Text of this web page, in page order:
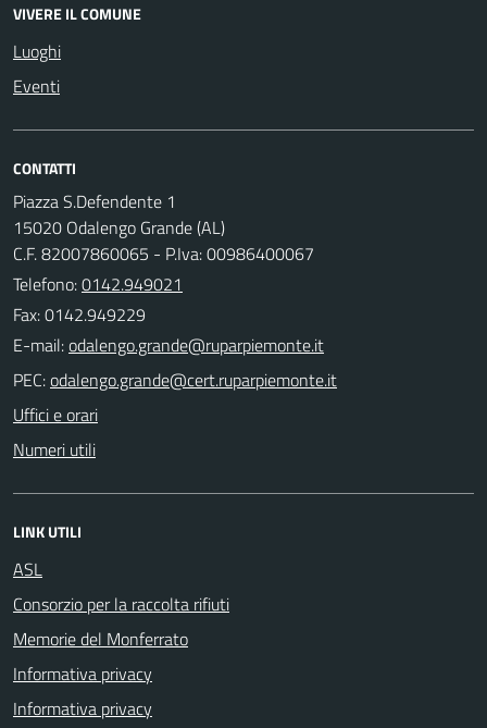
VIVERE IL COMUNE
Luoghi
Eventi
CONTATTI
Piazza S.Defendente 1
15020 Odalengo Grande (AL)
C.F. 82007860065 - P.Iva: 00986400067
Telefono:0142.949021
Fax: 0142.949229
E-mail:
PEC:
Uffici e orari
Numeri utili
LINK UTILI
ASL
Consorzio per la raccolta rifiuti
Memorie del Monferrato
Informativa privacy
Informativa privacy